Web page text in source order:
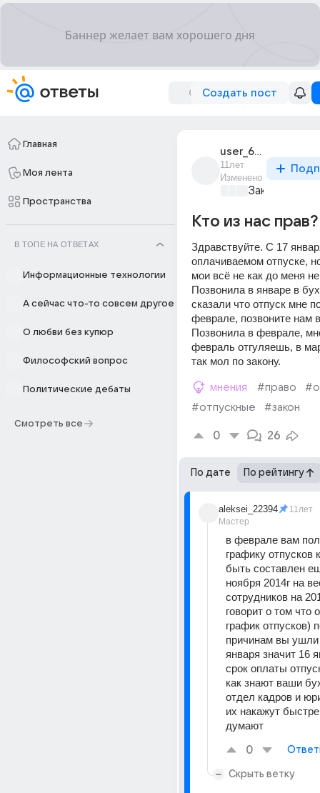
Создать пост
Главная
Моя лента
Пространства
В ТОПЕ НА ОТВЕТАХ
Информационные технологии
А сейчас что-то совсем другое
О любви без купюр
Философский вопрос
Политические дебаты
Смотреть все
user_60223411
11лет
Изменено
Закон и
Кто из нас прав?
Здравствуйте. С 17
оплачиваемом отпуске,
мои всё не как до меня
Позвонила в январе в
сказали что отпуск мне
феврале, позвоните нам
Позвонила в феврале,
февраль отгуляешь, в
так мол по закону.
мнения #право
#отпускные
#закон
0 26
По дате По рейтингу
aleksei_22394
Мастер
11лет
в феврале вам
графику отпусков
быть составлен
ноября 2014г на
сотрудников на
говорит о том что
график отпусков)
причинам вы ушли
января значит 16
срок оплаты
как знают ваши
отдел кадров и
их накажут
думают
0
Скрыть ветку